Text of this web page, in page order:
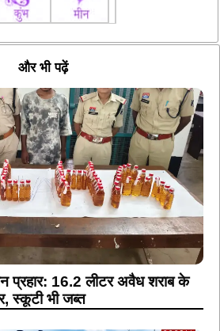
और भी पढ़ें
प्रहार: 16.2 लीटर अवैध शराब के
स्कूटी भी जब्त